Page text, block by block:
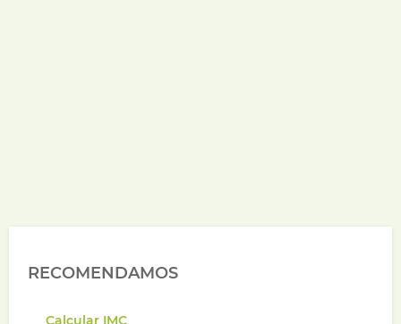
RECOMENDAMOS
Calcular IMC